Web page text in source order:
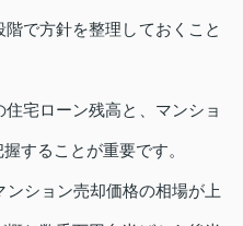
で方針を整理しておくこと
宅ローン残高と、マンショ
することが重要です。
ション売却価格の相場が上